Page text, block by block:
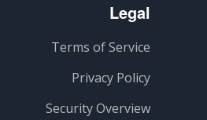
Legal
Terms of Service
Privacy Policy
Security Overview